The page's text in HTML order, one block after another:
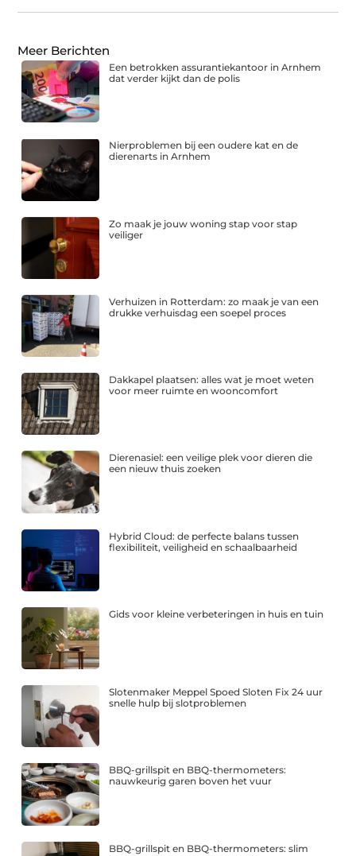
Meer Berichten
Een betrokken assurantiekantoor in Arnhem
dat verder kijkt dan de polis
Nierproblemen bij een oudere kat en de
dierenarts in Arnhem
Zo maak je jouw woning stap voor stap
veiliger
Verhuizen in Rotterdam: zo maak je van een
drukke verhuisdag een soepel proces
Dakkapel plaatsen: alles wat je moet weten
voor meer ruimte en wooncomfort
Dierenasiel: een veilige plek voor dieren die
een nieuw thuis zoeken
Hybrid Cloud: de perfecte balans tussen
flexibiliteit, veiligheid en schaalbaarheid
Gids voor kleine verbeteringen in huis en tuin
Slotenmaker Meppel Spoed Sloten Fix 24 uur
snelle hulp bij slotproblemen
BBQ-grillspit en BBQ-thermometers:
nauwkeurig garen boven het vuur
BBQ-grillspit en BBQ-thermometers: slim